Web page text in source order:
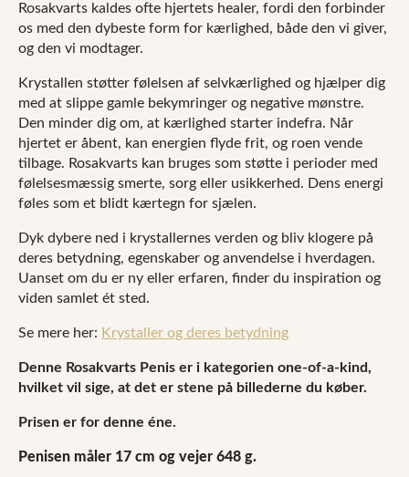
Rosakvarts kaldes ofte hjertets healer, fordi den forbinder
os med den dybeste form for kærlighed, både den vi giver,
og den vi modtager.
Krystallen støtter følelsen af selvkærlighed og hjælper dig
med at slippe gamle bekymringer og negative mønstre.
Den minder dig om, at kærlighed starter indefra. Når
hjertet er åbent, kan energien flyde frit, og roen vende
tilbage. Rosakvarts kan bruges som støtte i perioder med
følelsesmæssig smerte, sorg eller usikkerhed. Dens energi
føles som et blidt kærtegn for sjælen.
Dyk dybere ned i krystallernes verden og bliv klogere på
deres betydning, egenskaber og anvendelse i hverdagen.
Uanset om du er ny eller erfaren, finder du inspiration og
viden samlet ét sted.
Se mere her: Krystaller og deres betydning
Denne Rosakvarts Penis er i kategorien one-of-a-kind,
hvilket vil sige, at det er stene på billederne du køber.
Prisen er for denne éne.
Penisen måler 17 cm og vejer 648 g.